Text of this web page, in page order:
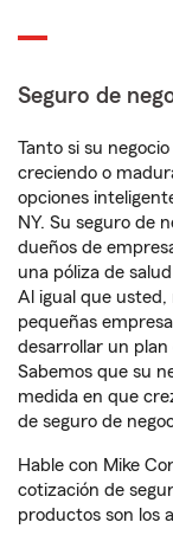
Seguro de
Tanto si su
creciendo o
opciones
NY. Su seguro de
dueños de
una póliza de
Al igual que usted,
pequeñas
desarrollar un
Sabemos que su
medida en que
de seguro de
Hable con Mike
cotización de
productos son los